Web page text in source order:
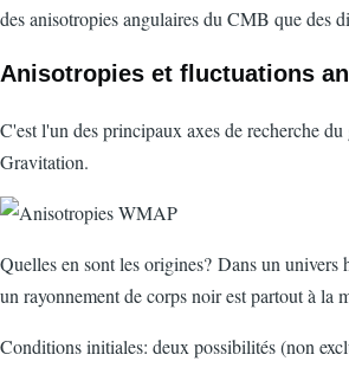
des anisotropies angulaires du CMB que des
Anisotropies et fluctuations
C'est l'un des principaux axes de recherche
Gravitation.
Quelles en sont les origines? Dans un univers
un rayonnement de corps noir est partout à la
Conditions initiales: deux possibilités (non